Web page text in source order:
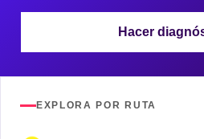
Hacer
EXPLORA POR RUTA